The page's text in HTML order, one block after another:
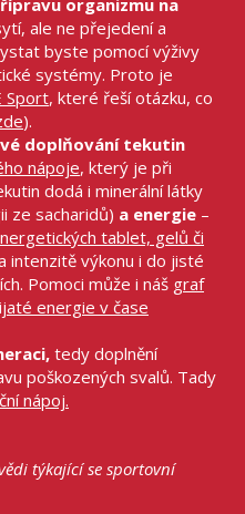
organizmu na
ale ne přejedení a
byste pomocí výživy
systémy. Proto je
Sport, které řeší otázku, co
).
doplňování tekutin
nápoje, který je při
dodá i minerální látky
ze sacharidů) a energie –
tablet, gelů či
intenzitě výkonu i do jisté
Pomoci může i náš graf
energie v čase
tedy doplnění
poškozených svalů. Tady
nápoj.
týkající se sportovní